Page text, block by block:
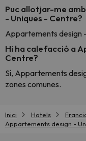
Puc allotjar-me
- Uniques - Centre?
Appartements design
Hi ha calefacció a
Centre?
Sí, Appartements
zones comunes.
Inici Hotels
Appartements design -